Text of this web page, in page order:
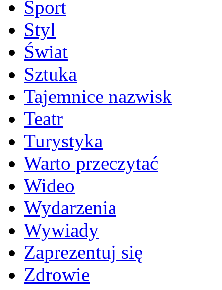
Sport
Styl
Świat
Sztuka
Tajemnice nazwisk
Teatr
Turystyka
Warto przeczytać
Wideo
Wydarzenia
Wywiady
Zaprezentuj się
Zdrowie